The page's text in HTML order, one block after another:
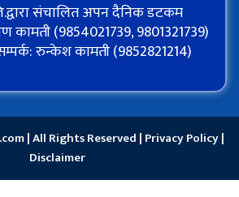
संचालित अपन दैनिक डटकम
कामती (9854021739, 9801321739)
रुन्केश कामती (9852821214)
| All Rights Reserved | Privacy Policy|
Disclaimer